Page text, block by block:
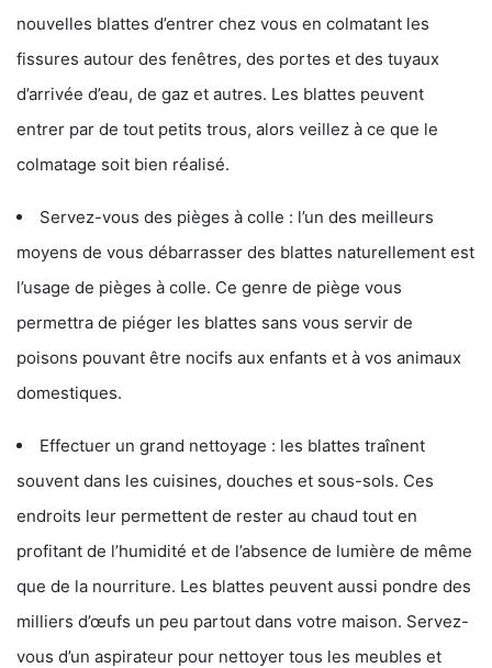
nouvelles blattes d’entrer chez vous en colmatant les
fissures autour des fenêtres, des portes et des tuyaux
d’arrivée d’eau, de gaz et autres. Les blattes peuvent
entrer par de tout petits trous, alors veillez à ce que le
colmatage soit bien réalisé.
Servez-vous des pièges à colle : l’un des meilleurs
moyens de vous débarrasser des blattes naturellement est
l’usage de pièges à colle. Ce genre de piège vous
permettra de piéger les blattes sans vous servir de
poisons pouvant être nocifs aux enfants et à vos animaux
domestiques.
Effectuer un grand nettoyage : les blattes traînent
souvent dans les cuisines, douches et sous-sols. Ces
endroits leur permettent de rester au chaud tout en
profitant de l’humidité et de l’absence de lumière de même
que de la nourriture. Les blattes peuvent aussi pondre des
milliers d’œufs un peu partout dans votre maison. Servez-
vous d’un aspirateur pour nettoyer tous les meubles et